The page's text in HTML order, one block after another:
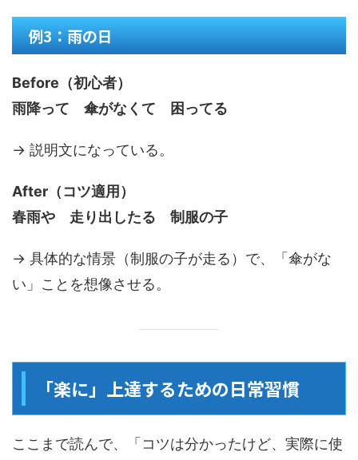
例3：雨の日
Before（初心者）
雨降って 傘がなくて 困ってる
→ 説明文になっている。
After（コツ適用）
春雨や 走り出したる 制服の子
→ 具体的な情景（制服の子が走る）で、「傘がな
い」ことを想像させる。
「楽に」上達するための日常習慣
ここまで読んで、「コツは分かったけど、実際に使